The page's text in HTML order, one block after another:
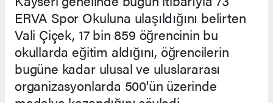
ERVA Spor Okuluna ulaşıldığını belirten
Vali Çiçek, 17 bin 859 öğrencinin bu
okullarda eğitim aldığını, öğrencilerin
bugüne kadar ulusal ve uluslararası
organizasyonlarda 500'ün üzerinde